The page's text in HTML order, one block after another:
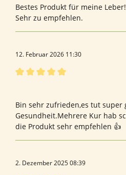
Bestes Produkt für meine Leber!
Sehr zu empfehlen.
12. Februar 2026 11:30
Bin sehr zufrieden,es tut super
Gesundheit.Mehrere Kur hab
die Produkt sehr empfehlen 👍
2. Dezember 2025 08:39